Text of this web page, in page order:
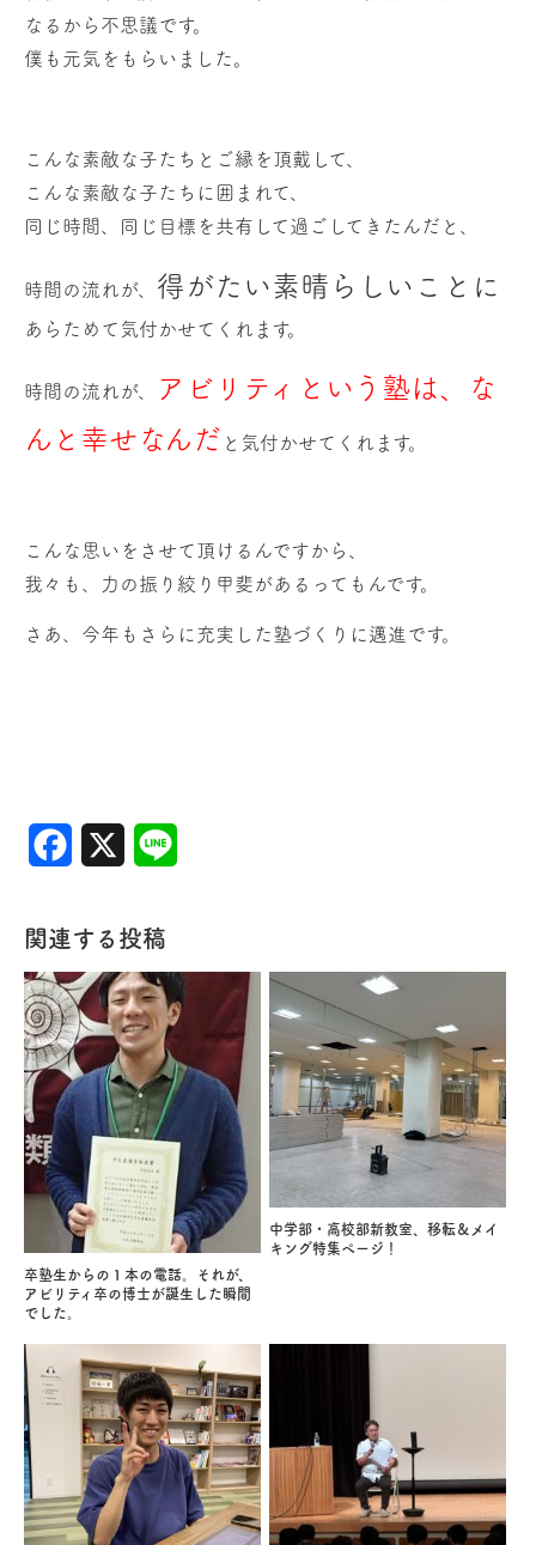
なるから不思議です。
僕も元気をもらいました。
こんな素敵な子たちとご縁を頂戴して、
こんな素敵な子たちに囲まれて、
同じ時間、同じ目標を共有して過ごしてきたんだと、
時間の流れが、 得がたい素晴らしいことに
あらためて気付かせてくれます。
時間の流れが、
アビリティという塾は、な
んと幸せなんだ と気付かせてくれます。
こんな思いをさせて頂けるんですから、
我々も、力の振り絞り甲斐があるってもんです。
さあ、今年もさらに充実した塾づくりに邁進です。
Facebook
関連する投稿
卒塾生からの１本の電話。それが、
アビリティ卒の博士が誕生した瞬間
でした。
中学部・高校部新教室、移転＆メイ
キング特集ページ！